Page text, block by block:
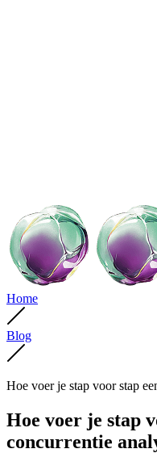
Home
Blog
Hoe voer je stap voor stap
Hoe voer je stap
concurrentie